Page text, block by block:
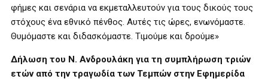
φήμες και σενάρια να εκμεταλλευτούν για τους δικούς τους
στόχους ένα εθνικό πένθος. Αυτές τις ώρες, ενωνόμαστε.
Θυμόμαστε και διδασκόμαστε. Τιμούμε και δρούμε»
Δήλωση του Ν. Ανδρουλάκη για τη συμπλήρωση τριών
ετών από την τραγωδία των Τεμπών στην Εφημερίδα